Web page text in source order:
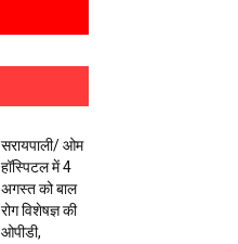
सरायपाली/ ओम
हॉस्पिटल में 4
अगस्त को बाल
रोग विशेषज्ञ की
ओपीडी,